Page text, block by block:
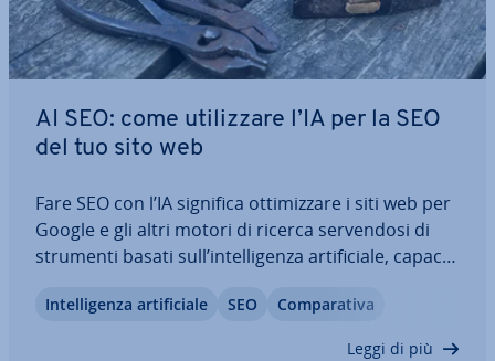
AI SEO: come uti­liz­za­re l’IA per la SEO
del tuo sito web
Fare SEO con l’IA significa ot­ti­miz­za­re i siti web per
Google e gli altri motori di ricerca ser­ven­do­si di
strumenti basati sull’in­tel­li­gen­za ar­ti­fi­cia­le, capaci
no­lo­gia. In questo articolo trattiamo gli ambiti in
In­tel­li­gen­za ar­ti­fi­cia­le SEO Com­pa­ra­ti­va
Leggi di più